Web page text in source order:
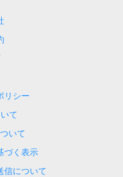
リシー
て
いて
づく表示
信について